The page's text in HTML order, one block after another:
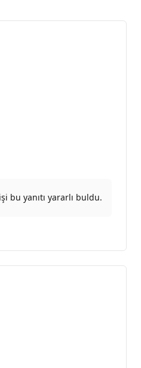
bu yanıtı yararlı buldu.